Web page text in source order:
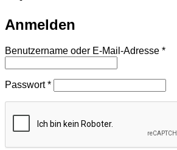
Anmelden
Benutzername oder E-Mail-Adresse *
Passwort*Erforderlich